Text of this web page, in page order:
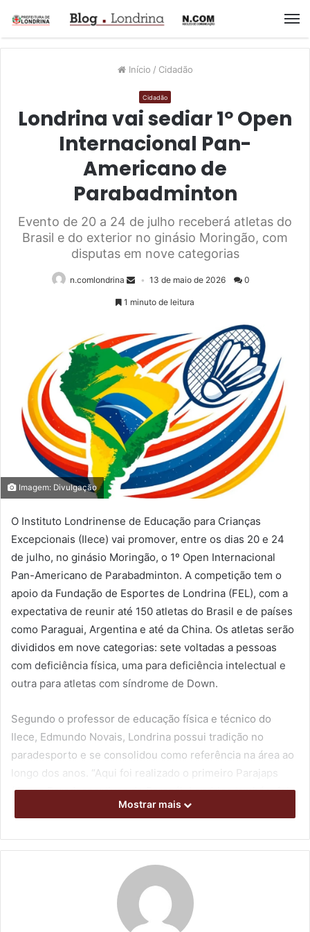
Início / Cidadão
Cidadão
Londrina vai sediar 1º Open
Internacional Pan-
Americano de
Parabadminton
Evento de 20 a 24 de julho receberá atletas do
Brasil e do exterior no ginásio Moringão, com
disputas em nove categorias
n.comlondrina 13 de maio de 2026 0
1 minuto de leitura
Imagem: Divulgação
O Instituto Londrinense de Educação para Crianças
Excepcionais (Ilece) vai promover, entre os dias 20 e 24
de julho, no ginásio Moringão, o 1º Open Internacional
Pan-Americano de Parabadminton. A competição tem o
apoio da Fundação de Esportes de Londrina (FEL), com a
expectativa de reunir até 150 atletas do Brasil e de países
como Paraguai, Argentina e até da China. Os atletas serão
divididos em nove categorias: sete voltadas a pessoas
com deficiência física, uma para deficiência intelectual e
outra para atletas com síndrome de Down.
Segundo o professor de educação física e técnico do
Ilece, Edmundo Novais, Londrina possui tradição no
paradesporto e se consolidou como referência na área ao
longo dos anos. “Aqui foi realizado o primeiro Parajaps
(Jogos Paradesportivos do Paraná). Londrina também foi a
primeira cidade do País a contar com equipes de
O Ilece atualmente oferece treinamento para cerca de 50
atletas de parabadminton. Pelo menos 20 deles devem
participar da competição internacional, entre eles Saulo
Mostrar mais